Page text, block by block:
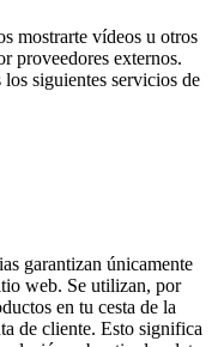
mostrarte vídeos u otros
proveedores externos.
siguientes servicios de
garantizan únicamente
web. Se utilizan, por
en tu cesta de la
de cliente. Esto significa